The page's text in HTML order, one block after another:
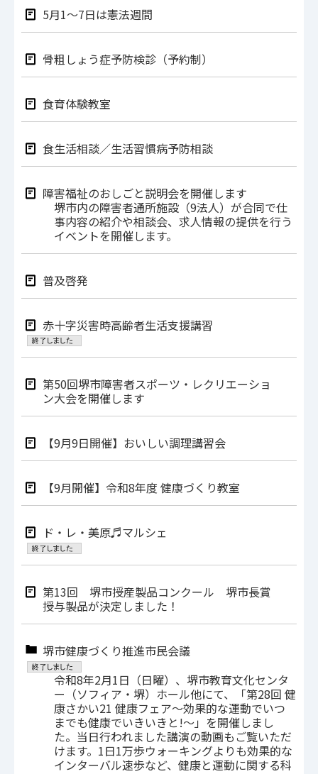
5月1～7日は憲法週間
骨粗しょう症予防検診（予約制）
食育体験教室
食生活相談／生活習慣病予防相談
障害福祉のおしごと説明会を開催します
堺市内の障害者通所施設（9法人）が合同で仕
事内容の紹介や相談会、求人情報の提供を行う
イベントを開催します。
普及啓発
赤十字災害時高齢者生活支援講習
第50回堺市障害者スポーツ‧レクリエーショ
ン⼤会を開催します
【9月9日開催】おいしい調理講習会
【9月開催】令和8年度 健康づくり教室
ド・レ・美原♬マルシェ
第13回 堺市授産製品コンクール 堺市長賞
授与製品が決定しました！
堺市健康づくり推進市民会議
令和8年2月1日（日曜）、堺市教育文化センタ
ー（ソフィア・堺）ホール他にて、「第28回 健
康さかい21 健康フェア～効果的な運動でいつ
までも健康でいきいきと!～」を開催しまし
た。当日行われました講演の動画もご覧いただ
けます。1日1万歩ウォーキングよりも効果的な
インターバル速歩など、健康と運動に関する科